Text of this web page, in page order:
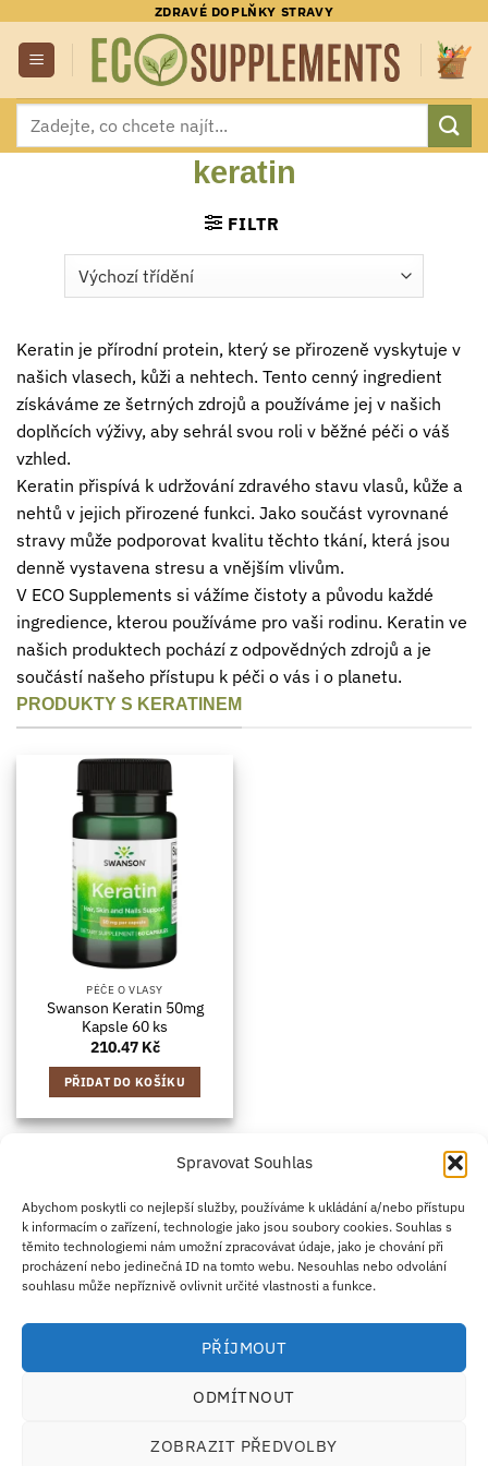
Spravovat Souhlas
Abychom poskytli co nejlepší služby, používáme k ukládání a/nebo přístupu
k informacím o zařízení, technologie jako jsou soubory cookies. Souhlas s
těmito technologiemi nám umožní zpracovávat údaje, jako je chování při
procházení nebo jedinečná ID na tomto webu. Nesouhlas nebo odvolání
souhlasu může nepříznivě ovlivnit určité vlastnosti a funkce.
PŘÍJMOUT
ODMÍTNOUT
ZOBRAZIT PŘEDVOLBY
obsah
ZDRAVÉ DOPLŇKY STRAVY
Hledat:
keratin
FILTR
Keratin je přírodní protein, který se přirozeně vyskytuje v
našich vlasech, kůži a nehtech. Tento cenný ingredient
získáváme ze šetrných zdrojů a používáme jej v našich
doplňcích výživy, aby sehrál svou roli v běžné péči o váš
vzhled.
Keratin přispívá k udržování zdravého stavu vlasů, kůže a
nehtů v jejich přirozené funkci. Jako součást vyrovnané
stravy může podporovat kvalitu těchto tkání, která jsou
denně vystavena stresu a vnějším vlivům.
V ECO Supplements si vážíme čistoty a původu každé
ingredience, kterou používáme pro vaši rodinu. Keratin ve
našich produktech pochází z odpovědných zdrojů a je
součástí našeho přístupu k péči o vás i o planetu.
PRODUKTY S KERATINEM
PÉČE O VLASY
Swanson Keratin 50mg
Kapsle 60 ks
210.47 Kč
PŘIDAT DO KOŠÍKU
Credit
Card
2
Klarna
Apple
Pay
Google
Pay
PayPal
ZÁSADY DOPRAVY
ZÁSADY VRÁCENÍ ZBOŽÍ
OBCHODNÍ PODMÍNKY
KONTAKT O NÁS B2B
IMPRINT
OMEZENÍ ODPOVĚDNOSTI
ZÁSADY COOKIES
Antim I Street, No. 14, fl. 2, law office, 1303 Sofia, Bulharsko
· Email:support@ecosupplements.eu
Česká obchodní inspekce (ČOI)· Řešení přeshraničních sporů: